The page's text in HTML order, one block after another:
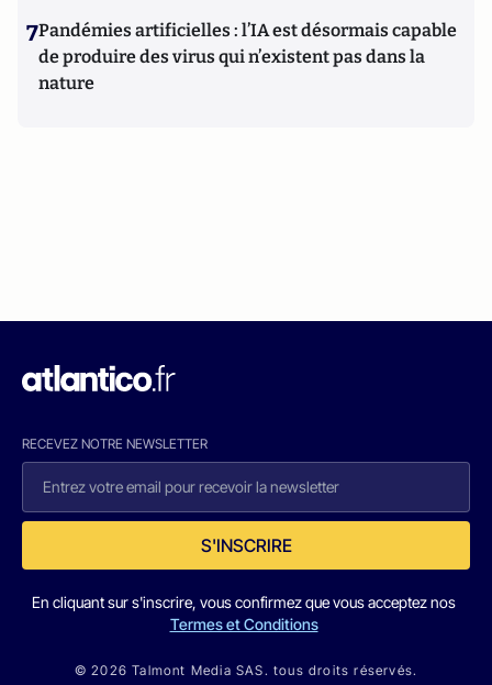
7Pandémies artificielles : l’IA est désormais capable
de produire des virus qui n’existent pas dans la
nature
RECEVEZ NOTRE NEWSLETTER
S'INSCRIRE
En cliquant sur s'inscrire, vous confirmez que vous acceptez nos
Termes et Conditions
© 2026 Talmont Media SAS. tous droits réservés.